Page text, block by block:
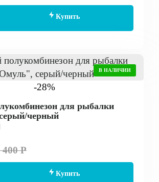
Купить
-28%
В НАЛИЧИИ
для рыбалки
черный
400 Р
Купить